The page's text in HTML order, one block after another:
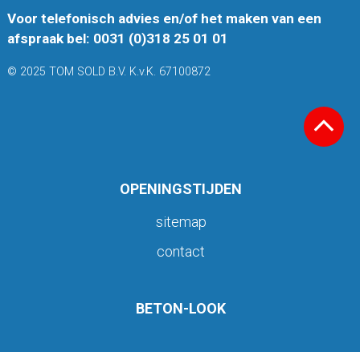
Voor telefonisch advies en/of het maken van een
afspraak bel: 0031 (0)318 25 01 01
© 2025 TOM SOLD B.V. K.v.K. 67100872
OPENINGSTIJDEN
sitemap
contact
BETON-LOOK